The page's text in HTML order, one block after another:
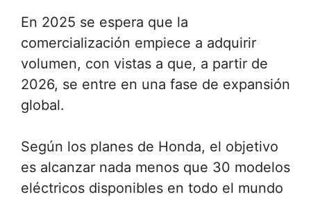
En 2025 se espera que la
comercialización empiece a adquirir
volumen, con vistas a que, a partir de
2026, se entre en una fase de expansión
global.
Según los planes de Honda, el objetivo
es alcanzar nada menos que 30 modelos
eléctricos disponibles en todo el mundo